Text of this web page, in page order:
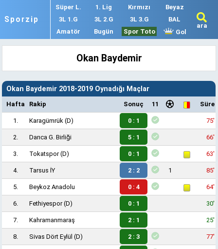
Sporzip
Süper L. 1. Lig Kırmızı
Beyaz
3L 1.G
3L 2.G 3L 3.G
BAL
Amatör
Bugün Spor Toto Gol
ara
Okan Baydemir
Okan Baydemir 2018-2019 Oynadığı Maçlar
Hafta Rakip Sonuç 11 Süre
1. Karagümrük (D) 0 : 1 75'
2. Darıca G. Birliği 5 : 1 66'
3. Tokatspor(D) 0 : 1 63'
4. Tarsus İY 2 : 2 1 85'
5. Beykoz Anadolu 0 : 4 64'
6. Fethiyespor(D) 0 : 1 30'
7. Kahramanmaraş 2 : 1 25'
8. Sivas Dört Eylül (D) 2 : 3 77'